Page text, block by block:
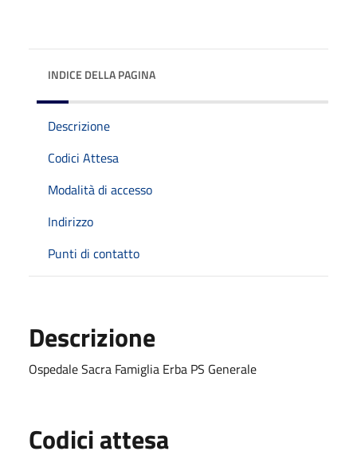
INDICE DELLA PAGINA
Descrizione
Codici Attesa
Modalità di accesso
Indirizzo
Punti di contatto
Descrizione
Ospedale Sacra Famiglia Erba PS Generale
Codici attesa